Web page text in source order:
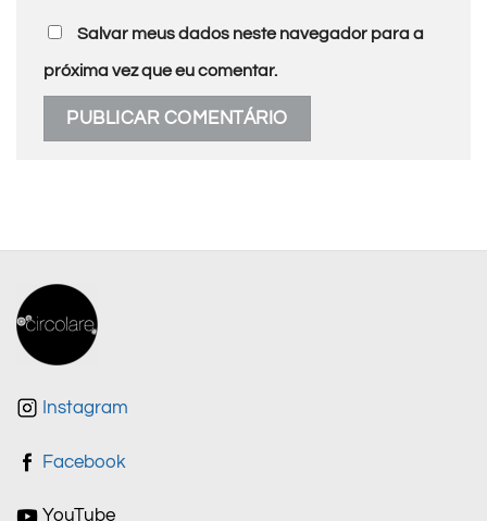
Salvar meus dados neste navegador para a
próxima vez que eu comentar.
Instagram
Facebook
YouTube